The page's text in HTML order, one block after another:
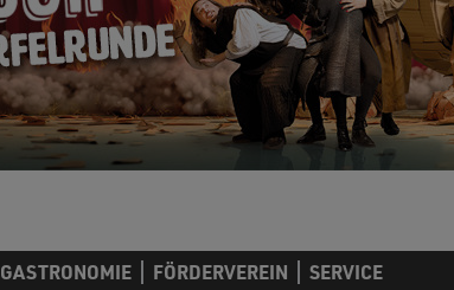
GASTRONOMIE FÖRDERVEREIN SERVICE